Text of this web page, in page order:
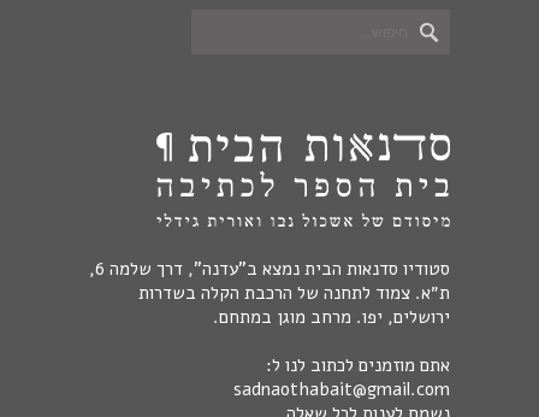
סטודיו סדנאות הבית נמצא ב"עדנה", דרך שלמה 6,
ת״א. צמוד לתחנה של הרכבת הקלה בשדרות
ירושלים, יפו. מרחב מוגן במתחם.
אתם מוזמנים לכתוב לנו ל:
sadnaothabait@gmail.com